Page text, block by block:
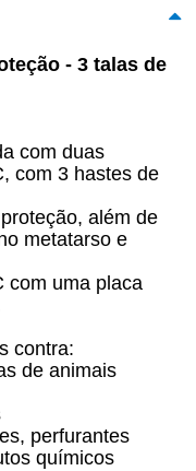
- 3 talas de
com duas
com 3 hastes de
além de
metatarso e
com uma placa
contra:
de animais
perfurantes
químicos